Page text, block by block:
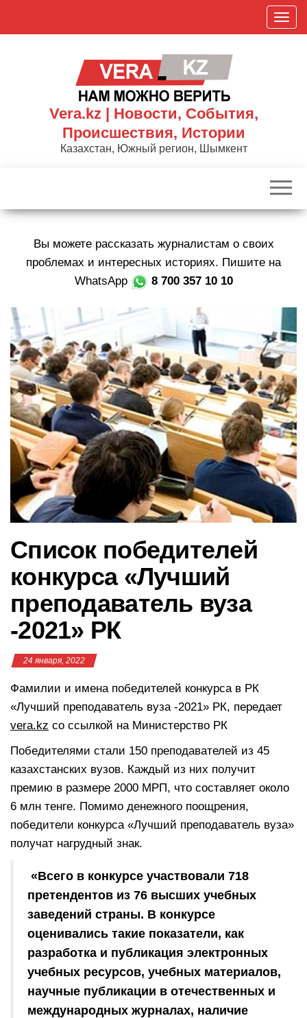
П
о
к
р
в
и
г
а
ц
и
ю
Vera.kz | Новости, События,
Происшествия, Истории
Казахстан, Южный регион, Шымкент
Вы можете рассказать журналистам о своих
проблемах и интересных историях. Пишите на
WhatsApp
8 700 357 10 10
Список победителей
конкурса «Лучший
преподаватель вуза
-2021» РК
24 января, 2022
Фамилии и имена победителей конкурса в РК
«Лучший преподаватель вуза -2021» РК, передает
vera.kz со ссылкой на Министерство РК
Победителями стали 150 преподавателей из 45
казахстанских вузов. Каждый из них получит
премию в размере 2000 МРП, что составляет около
6 млн тенге. Помимо денежного поощрения,
победители конкурса «Лучший преподаватель вуза»
получат нагрудный знак.
«Всего в конкурсе участвовали 718
претендентов из 76 высших учебных
заведений страны. В конкурсе
оценивались такие показатели, как
разработка и публикация электронных
учебных ресурсов, учебных материалов,
научные публикации в отечественных и
международных журналах, наличие